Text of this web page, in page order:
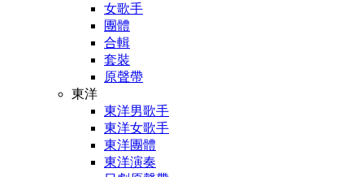
女歌手
團體
合輯
套裝
原聲帶
東洋
東洋男歌手
東洋女歌手
東洋團體
東洋演奏